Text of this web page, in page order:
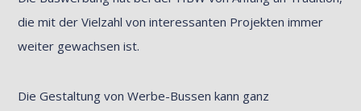
die mit der Vielzahl von interessanten Projekten immer
weiter gewachsen ist.
Die Gestaltung von Werbe-Bussen kann ganz